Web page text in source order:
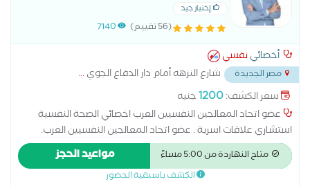
إختيار جيد
(56 تقييم) 7140
أخصائينفسي
مصر الجديدة شارع النزهه أمام دار الدفاع الجوي...
سعر الكشف:1200جنيه
عضو اتحاد المعالجين النفسيين العرب اخصائي الصحة النفسية
استشاري علاقات اسرية . عضو اتحاد المعالجين النفسيين العرب.
ماجستير مهني الاضطرابات الجنسية من جامعة نيو يورك . دكتوراة
مهنية في علم النفس الاكلينكي . . مدير مركز ملاذ للعلوم النفسية
متاح النهاردة من 5:00 مساءً مواعيد الحجز
الكشف باسبقية الحضور